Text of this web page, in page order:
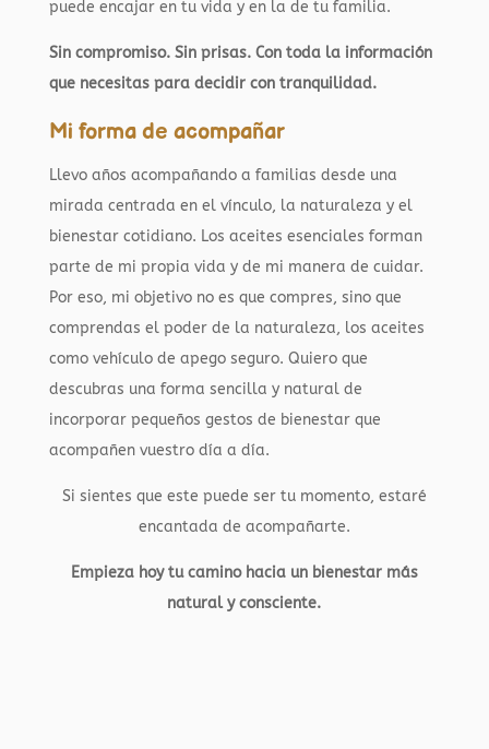
puede encajar en tu vida y en la de tu familia.
Sin compromiso. Sin prisas. Con toda la información
que necesitas para decidir con tranquilidad.
Mi forma de acompañar
Llevo años acompañando a familias desde una
mirada centrada en el vínculo, la naturaleza y el
bienestar cotidiano. Los aceites esenciales forman
parte de mi propia vida y de mi manera de cuidar.
Por eso, mi objetivo no es que compres, sino que
comprendas el poder de la naturaleza, los aceites
como vehículo de apego seguro. Quiero que
descubras una forma sencilla y natural de
incorporar pequeños gestos de bienestar que
acompañen vuestro día a día.
Si sientes que este puede ser tu momento, estaré
encantada de acompañarte.
Empieza hoy tu camino hacia un bienestar más
natural y consciente.